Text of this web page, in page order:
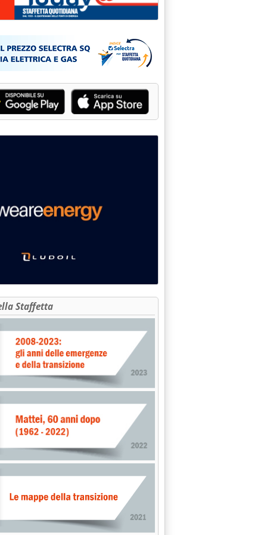
su pagamenti con carta di credito '
chiedono incontro al Mit'
ancora un flop per i bandi Mase Pnrr'
Staffetta